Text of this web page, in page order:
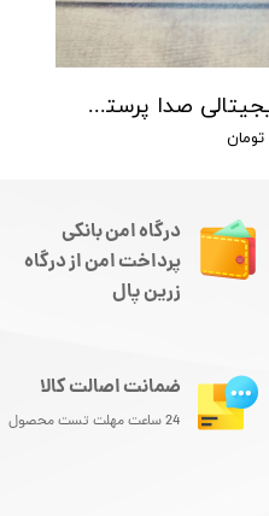
(ULTRA) ضبط کننده دیجیتالی صدا پرستیژ - 10 روز ضبط متوالی -مگنتی- کیفیت 350db - دارای سنسور صدا
درگاه امن بانکی
پرداخت امن از درگاه
زرین پال
ضمانت اصالت کالا
24 ساعت مهلت تست محصول